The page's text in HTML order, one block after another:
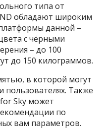
типа от
обладают широким
данной –
с чёрными
– до 100
до 150 килограммов.
в которой могут
пользователях. Также
Sky может
по
вам параметров.